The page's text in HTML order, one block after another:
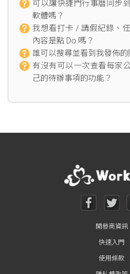
可以讓快捷門行事曆同步
軟體嗎？
我想看打卡 / 請假紀錄、
內容是點 Do 嗎？
誰可以搜尋並看到我發佈的
有沒有可以一次查看每家
己的待辦事項的功能？
開發商資訊
快速入門
使用條款